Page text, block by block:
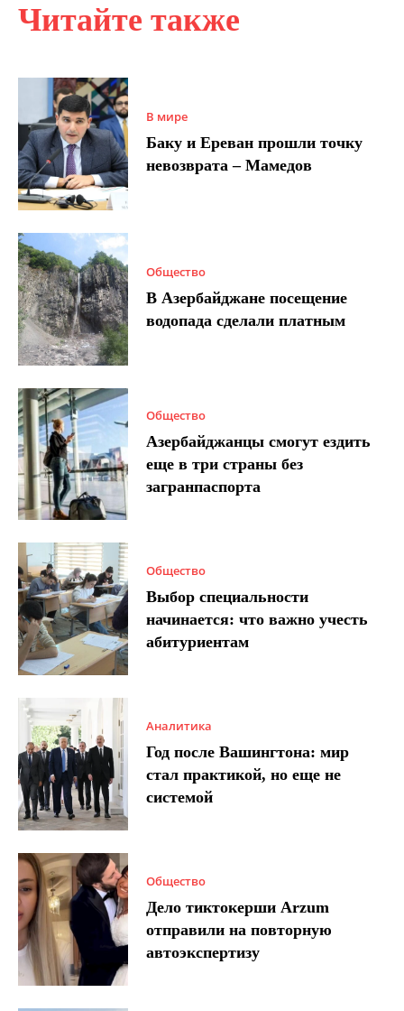
Читайте также
В мире
Баку и Ереван прошли точку
невозврата – Мамедов
Общество
В Азербайджане посещение
водопада сделали платным
Общество
Азербайджанцы смогут ездить
еще в три страны без
загранпаспорта
Общество
Выбор специальности
начинается: что важно учесть
абитуриентам
Аналитика
Год после Вашингтона: мир
стал практикой, но еще не
системой
Общество
Дело тиктокерши Arzum
отправили на повторную
автоэкспертизу